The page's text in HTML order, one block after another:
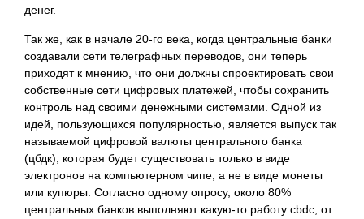
денег.
Так же, как в начале 20-го века, когда центральные банки
создавали сети телеграфных переводов, они теперь
приходят к мнению, что они должны спроектировать свои
собственные сети цифровых платежей, чтобы сохранить
контроль над своими денежными системами. Одной из
идей, пользующихся популярностью, является выпуск так
называемой цифровой валюты центрального банка
(цбдк), которая будет существовать только в виде
электронов на компьютерном чипе, а не в виде монеты
или купюры. Согласно одному опросу, около 80%
центральных банков выполняют какую-то работу cbdc, от